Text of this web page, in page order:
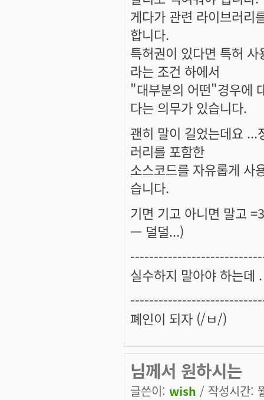
게다가 관련 라이브러리
합니다.
특허권이 있다면 특허
라는 조건 하에서
"대부분의 어떤"경우에
다는 의무가 있습니다.
괜히 말이 길었는데요
러리를 포함한
소스코드를 자유롭게 사
습니다.
기면 기고 아니면 말고
ㅡ 덜덜...)
실수하지 말아야 하는데
폐인이 되자 (/ㅂ/)
님께서 원하시는
글쓴이: wish / 작성시간: